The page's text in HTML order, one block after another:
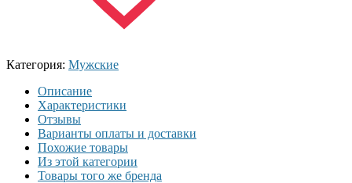
Категория: Мужские
Описание
Характеристики
Отзывы
Варианты оплаты и доставки
Похожие товары
Из этой категории
Товары того же бренда